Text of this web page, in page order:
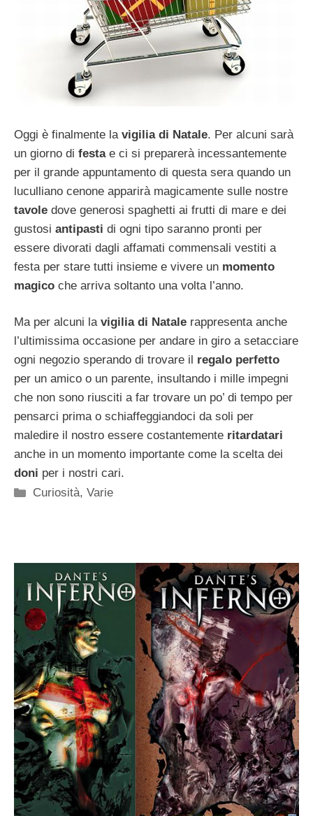
Oggi è finalmente la vigilia di Natale. Per alcuni sarà
un giorno di festae ci si preparerà incessantemente
per il grande appuntamento di questa sera quando un
luculliano cenone apparirà magicamente sulle nostre
tavole dove generosi spaghetti ai frutti di mare e dei
gustosi antipasti di ogni tipo saranno pronti per
essere divorati dagli affamati commensali vestiti a
festa per stare tutti insieme e vivere un momento
magico che arriva soltanto una volta l’anno.
Ma per alcuni la vigilia di Natale rappresenta anche
l’ultimissima occasione per andare in giro a setacciare
ogni negozio sperando di trovare il regalo perfetto
per un amico o un parente, insultando i mille impegni
che non sono riusciti a far trovare un po’ di tempo per
pensarci prima o schiaffeggiandoci da soli per
maledire il nostro essere costantemente ritardatari
anche in un momento importante come la scelta dei
doni per i nostri cari.
Categorie
Curiosità,Varie